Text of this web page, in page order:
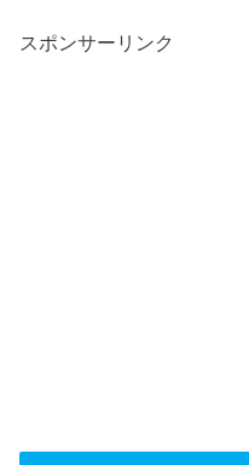
スポンサーリンク